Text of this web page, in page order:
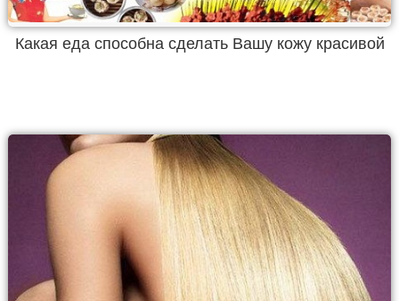
Какая еда способна сделать Вашу кожу красивой